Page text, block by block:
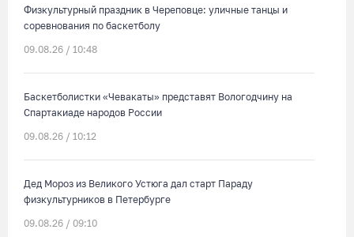
Физкультурный праздник в Череповце: уличные танцы и
соревнования по баскетболу
09.08.26 / 10:48
Баскетболистки «Чевакаты» представят Вологодчину на
Спартакиаде народов России
09.08.26 / 10:12
Дед Мороз из Великого Устюга дал старт Параду
физкультурников в Петербурге
09.08.26 / 09:10